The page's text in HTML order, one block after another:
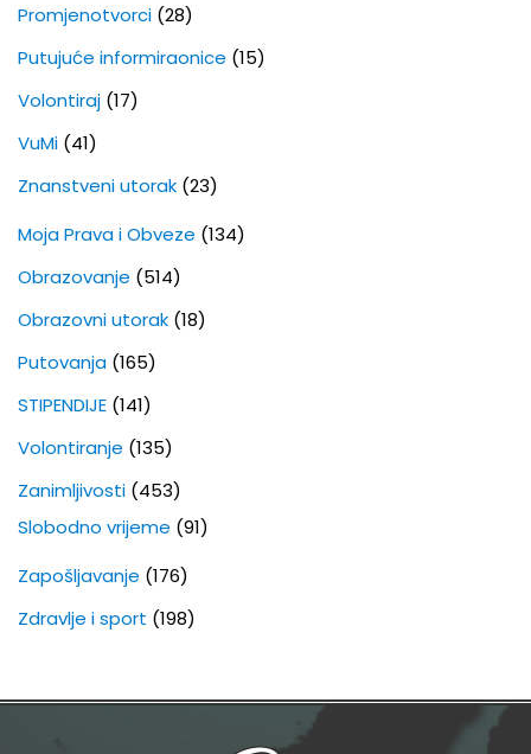
Promjenotvorci (28)
Putujuće informiraonice (15)
Volontiraj (17)
VuMi (41)
Znanstveni utorak (23)
Moja Prava i Obveze (134)
Obrazovanje (514)
Obrazovni utorak (18)
Putovanja (165)
STIPENDIJE (141)
Volontiranje (135)
Zanimljivosti (453)
Slobodno vrijeme (91)
Zapošljavanje (176)
Zdravlje i sport (198)